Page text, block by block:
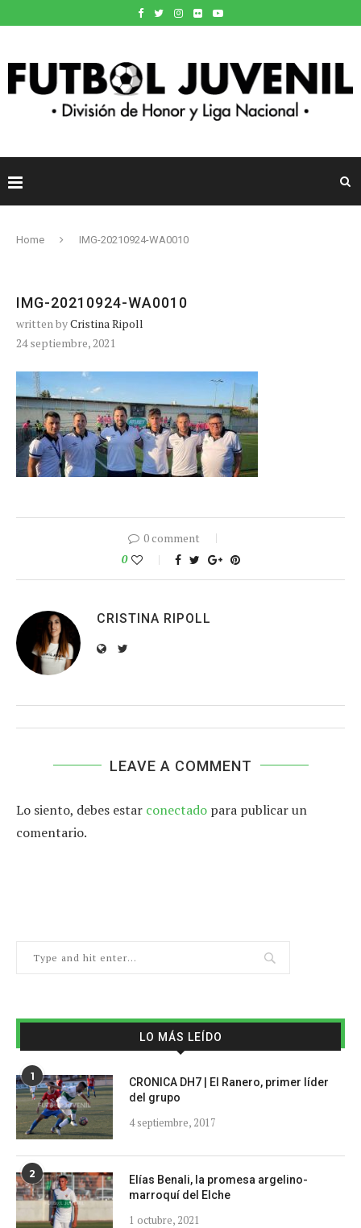
Home IMG-20210924-WA0010
IMG-20210924-WA0010
written byCristina Ripoll
24 septiembre, 2021
0 comment
0
CRISTINA RIPOLL
LEAVE A COMMENT
Lo siento, debes estar conectado para publicar un
comentario.
LO MÁS LEÍDO
1
CRONICA DH7 | El Ranero, primer líder
del grupo
4 septiembre, 2017
2
Elías Benali, la promesa argelino-
marroquí del Elche
1 octubre, 2021